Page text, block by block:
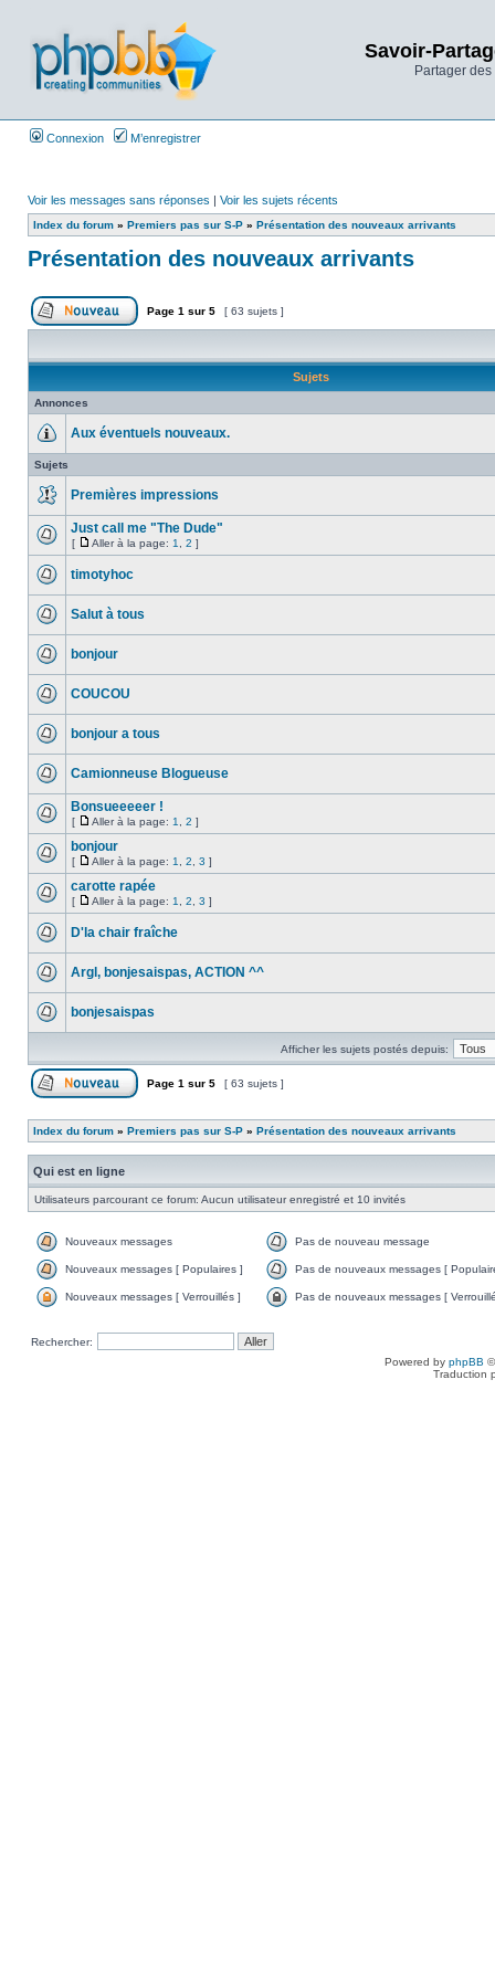
Savoir-
Partager
Connexion M’enregistrer
Voir les messages sans réponses | Voir les sujets récents
Index du forum » Premiers pas sur S-P » Présentation des nouveaux arrivants
Présentation des nouveaux arrivants
Page 1 sur 5 [ 63 sujets ]
Sujets
Annonces
Aux éventuels nouveaux.
Sujets
Premières impressions
Just call me "The Dude"
[ Aller à la page: 1 2 ]
timotyhoc
Salut à tous
bonjour
COUCOU
bonjour a tous
Camionneuse Blogueuse
Bonsueeeeer !
[ Aller à la page: 1 2 ]
bonjour
[ Aller à la page: 1 2 3 ]
carotte rapée
[ Aller à la page: 1 2 3 ]
D'la chair fraîche
Argl, bonjesaispas, ACTION ^^
bonjesaispas
Afficher les sujets postés depuis:
Page 1 sur 5 [ 63 sujets ]
Index du forum » Premiers pas sur S-P » Présentation des nouveaux arrivants
Qui est en ligne
Utilisateurs parcourant ce forum: Aucun utilisateur enregistré et 10 invités
Nouveaux messages Pas de nouveau message
Nouveaux messages [ Populaires ] Pas de nouveaux messages [
Nouveaux messages [ Verrouillés ] Pas de nouveaux messages [
Rechercher:
Powered by phpBB
Traduction